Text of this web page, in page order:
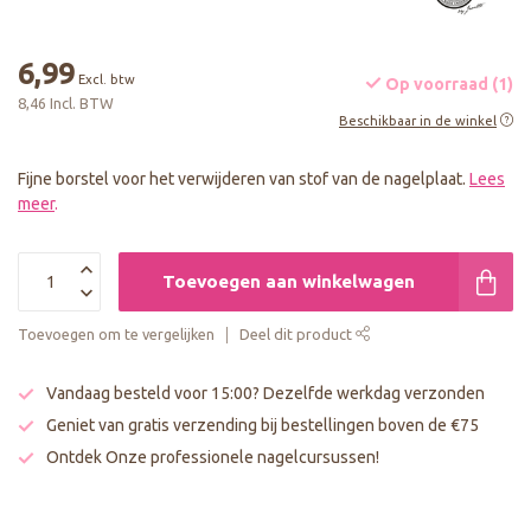
6,99 Excl. btw
8,46 Incl. BTW
Op voorraad (1)
Beschikbaar in de winkel
Fijne borstel voor het verwijderen van stof van de nagelplaat. Lees
meer.
Toevoegen aan winkelwagen
Toevoegen om te vergelijken Deel dit product
Vandaag besteld voor 15:00? Dezelfde werkdag verzonden
Geniet van gratis verzending bij bestellingen boven de €75
Ontdek Onze professionele nagelcursussen!